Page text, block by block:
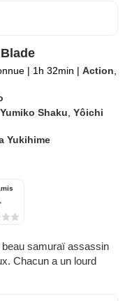
| 1h 32min | Action,
Yumiko Shaku,Yôichi
Yukihime
samuraï assassin
Chacun a un lourd